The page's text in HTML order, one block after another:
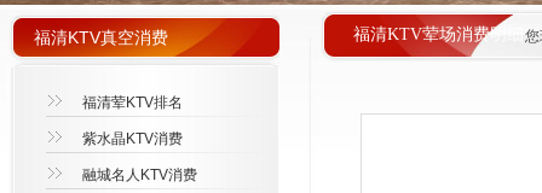
福清KTV荤场消费明细
福清KTV真空消费
福清荤KTV排名
紫水晶KTV消费
融城名人KTV消费